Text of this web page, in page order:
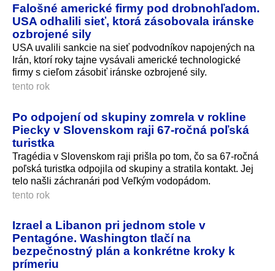
Falošné americké firmy pod drobnohľadom.
USA odhalili sieť, ktorá zásobovala iránske
ozbrojené sily
USA uvalili sankcie na sieť podvodníkov napojených na
Irán, ktorí roky tajne vysávali americké technologické
firmy s cieľom zásobiť iránske ozbrojené sily.
tento rok
Po odpojení od skupiny zomrela v rokline
Piecky v Slovenskom raji 67-ročná poľská
turistka
Tragédia v Slovenskom raji prišla po tom, čo sa 67-ročná
poľská turistka odpojila od skupiny a stratila kontakt. Jej
telo našli záchranári pod Veľkým vodopádom.
tento rok
Izrael a Libanon pri jednom stole v
Pentagóne. Washington tlačí na
bezpečnostný plán a konkrétne kroky k
prímeriu